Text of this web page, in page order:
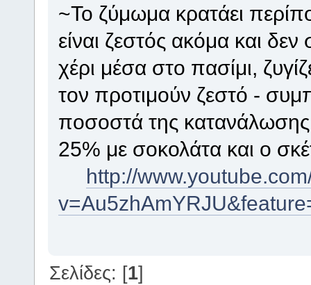
~Το ζύμωμα κρατάει
είναι ζεστός ακόμα και
χέρι μέσα στο πασίμι,
τον προτιμούν ζεστό -
ποσοστά της κατανάλωσης
25% με σοκολάτα και ο
http://
Σελίδες: [1]